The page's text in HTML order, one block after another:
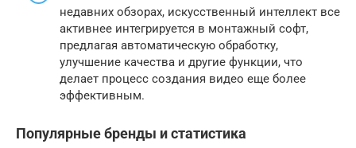
недавних обзорах, искусственный интеллект все
активнее интегрируется в монтажный софт,
предлагая автоматическую обработку,
улучшение качества и другие функции, что
делает процесс создания видео еще более
эффективным.
Популярные бренды и статистика